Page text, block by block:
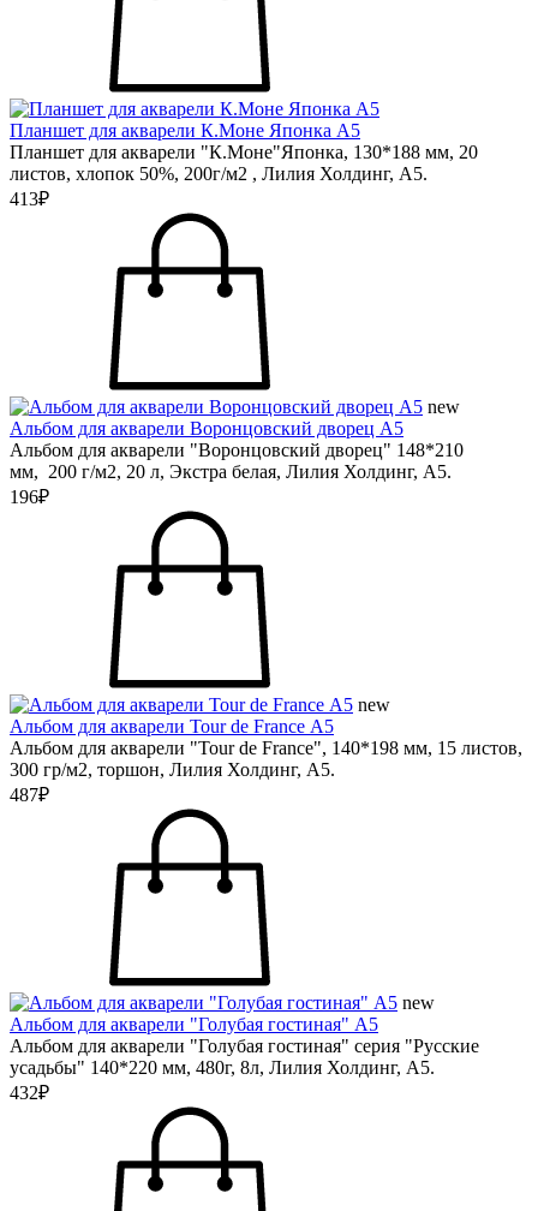
Планшет для акварели К.Моне Японка А5
Планшет для акварели "К.Моне"Японка, 130*188 мм, 20
листов, хлопок 50%, 200г/м2 , Лилия Холдинг, А5.
413₽
new
Альбом для акварели Воронцовский дворец А5
Альбом для акварели "Воронцовский дворец" 148*210
мм, 200 г/м2, 20 л, Экстра белая, Лилия Холдинг, А5.
196₽
new
Альбом для акварели Tour de France А5
Альбом для акварели "Tour de France", 140*198 мм, 15 листов,
300 гр/м2, торшон, Лилия Холдинг, А5.
487₽
new
Альбом для акварели "Голубая гостиная" А5
Альбом для акварели "Голубая гостиная" серия "Русские
усадьбы" 140*220 мм, 480г, 8л, Лилия Холдинг, А5.
432₽